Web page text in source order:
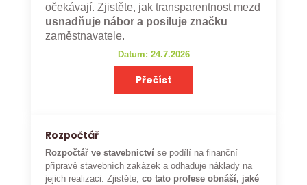
očekávají. Zjistěte, jak transparentnost mezd
usnadňuje nábor a posiluje značku
zaměstnavatele.
Datum: 24.7.2026
Přečíst
Rozpočtář
Rozpočtář ve stavebnictví se podílí na finanční
přípravě stavebních zakázek a odhaduje náklady na
jejich realizaci. Zjistěte,co tato profese obnáší, jaké